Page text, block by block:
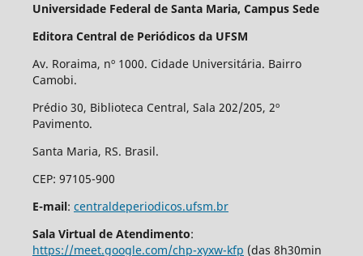
Universidade Federal de Santa Maria, Campus Sede
Editora Central de Periódicos da UFSM
Av. Roraima, nº 1000. Cidade Universitária. Bairro
Camobi.
Prédio 30, Biblioteca Central, Sala 202/205, 2º
Pavimento.
Santa Maria, RS. Brasil.
CEP: 97105-900
E-mail: centraldeperiodicos.ufsm.br
Sala Virtual de Atendimento:
https://meet.google.com/chp-xyxw-kfp (das 8h30min